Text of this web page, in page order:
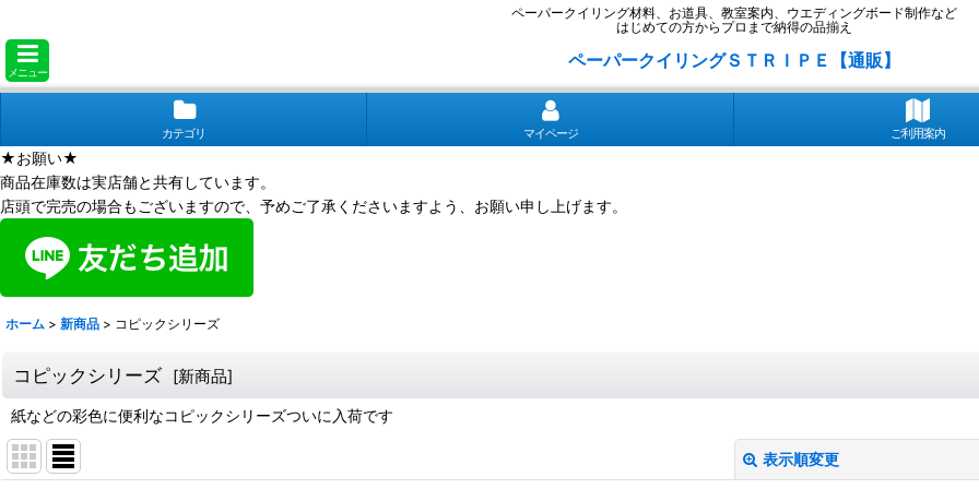
ペーパークイリング材料、お道具、教室案内、ウエディングボード制作など
はじめての方からプロまで納得の品揃え
メニュー
ペーパークイリングＳＴＲＩＰＥ【通販】
カテゴリ マイページ ご利用案内
★お願い★
商品在庫数は実店舗と共有しています。
店頭で完売の場合もございますので、予めご了承くださいますよう、お願い申し上げます。
ホーム > 新商品 > コピックシリーズ
コピックシリーズ [新商品]
紙などの彩色に便利なコピックシリーズついに入荷です
表示順変更